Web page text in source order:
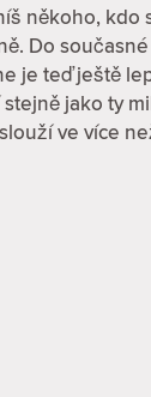
někoho, kdo
Do
je teď ještě
jako ty
ve více